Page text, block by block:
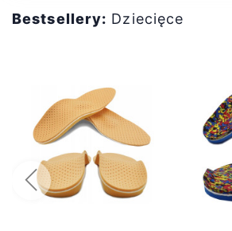
Dodaj do koszyka
Bestsellery: Dziecięce
Poprzedni